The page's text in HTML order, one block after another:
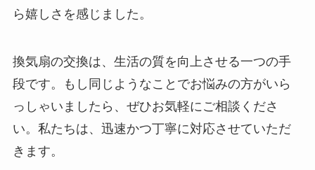
ら嬉しさを感じました。
換気扇の交換は、生活の質を向上させる一つの手
段です。もし同じようなことでお悩みの方がいら
っしゃいましたら、ぜひお気軽にご相談くださ
い。私たちは、迅速かつ丁寧に対応させていただ
きます。